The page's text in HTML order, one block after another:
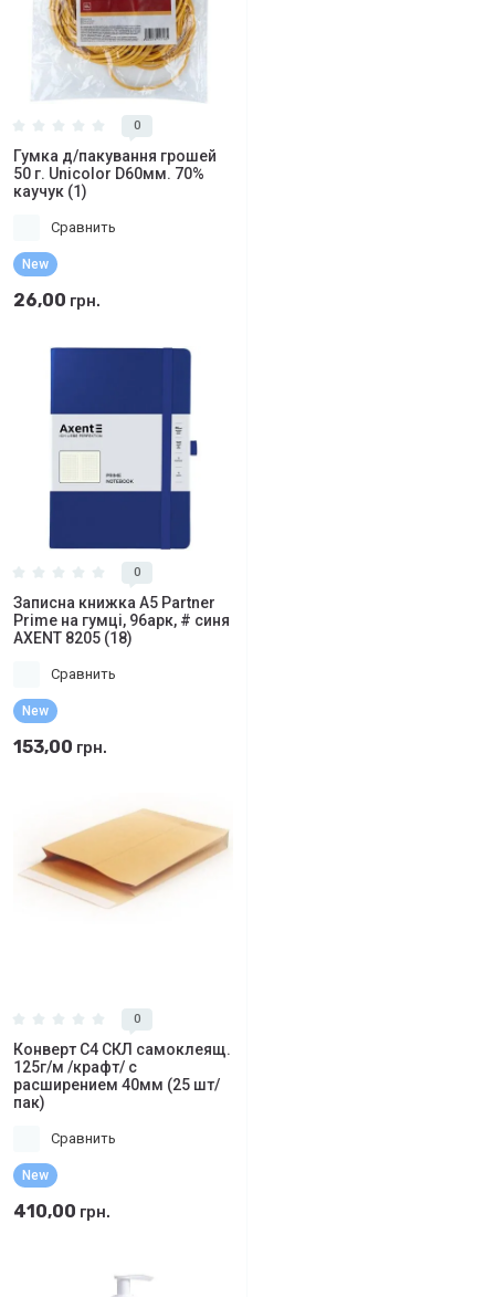
0
Гумка д/пакування грошей
50 г. Unicolor D60мм. 70%
каучук (1)
Сравнить
New
26,00 грн.
0
Записна книжка А5 Partner
Prime на гумці, 96арк, # синя
AXENT 8205 (18)
Сравнить
New
153,00 грн.
0
Конверт C4 СКЛ самоклеящ.
125г/м /крафт/ с
расширением 40мм (25 шт/
пак)
Сравнить
New
410,00 грн.